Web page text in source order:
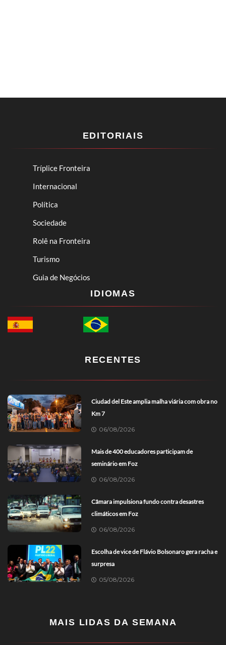
EDITORIAIS
Tríplice Fronteira
Internacional
Política
Sociedade
Rolê na Fronteira
Turismo
Guia de Negócios
IDIOMAS
RECENTES
Ciudad del Este amplia malha viária com obra no
Km 7
06/08/2026
Mais de 400 educadores participam de
seminário em Foz
06/08/2026
Câmara impulsiona fundo contra desastres
climáticos em Foz
06/08/2026
Escolha de vice de Flávio Bolsonaro gera racha e
surpresa
05/08/2026
MAIS LIDAS DA SEMANA